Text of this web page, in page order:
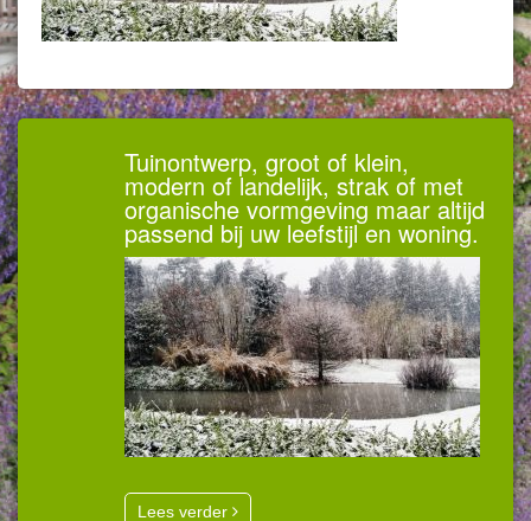
Tuinontwerp, groot of klein,
modern of landelijk, strak of met
organische vormgeving maar altijd
passend bij uw leefstijl en woning.
Lees verder